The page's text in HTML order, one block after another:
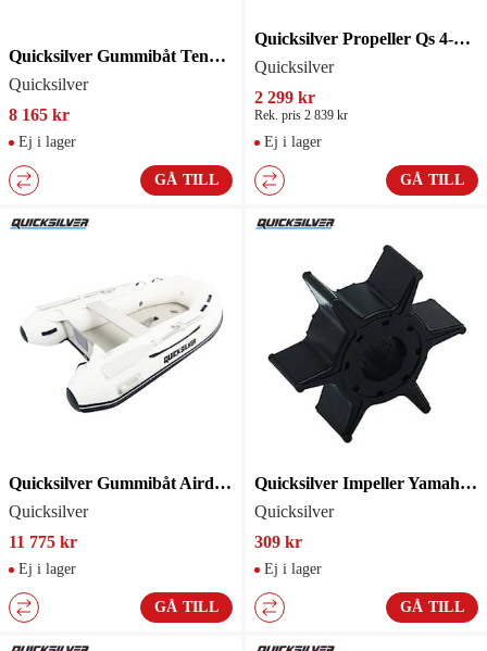
Quicksilver Gummibåt Tendy 240
Quicksilver
8 165 kr
Ej i lager
GÅ TILL
Quicksilver Propeller Qs 4-Blad 14 R17
Quicksilver
2 299 kr
Rek. pris 2 839 kr
Ej i lager
GÅ TILL
Quicksilver Gummibåt Airdeck 250
Quicksilver
11 775 kr
Ej i lager
GÅ TILL
Quicksilver Impeller Yamaha 6L2443520000
Quicksilver
309 kr
Ej i lager
GÅ TILL